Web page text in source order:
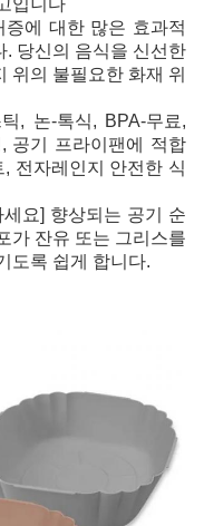
에 대한 많은 효과적
. 당신의 음식을 신선한
위의 불필요한 화재 위
, 논-톡식, BPA-무료,
공기 프라이팬에 적합
전자레인지 안전한 식
요] 향상되는 공기 순
가 잔유 또는 그리스를
도록 쉽게 합니다.